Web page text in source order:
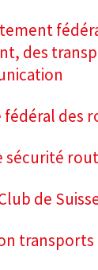
des
fédéral des
sécurité
de